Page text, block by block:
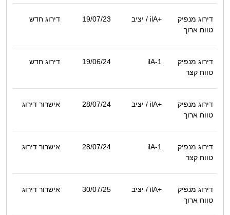
דירוג מנפיק
טווח ארוך
ilA+ / יציב 19/07/23 דירוג חדש
דירוג מנפיק
טווח קצר
ilA-1
19/06/24 דירוג חדש
דירוג מנפיק
טווח ארוך
ilA+ / יציב 28/07/24 אישרור דירוג
דירוג מנפיק
טווח קצר
ilA-1
28/07/24 אישרור דירוג
דירוג מנפיק
טווח ארוך
ilA+ / יציב 30/07/25 אישרור דירוג